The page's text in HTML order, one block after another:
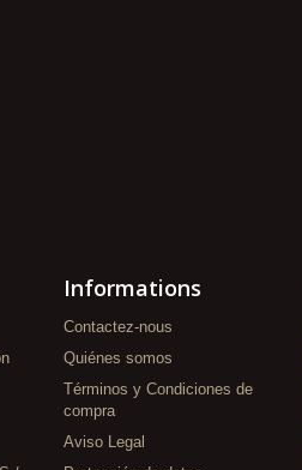
Informations
Contactez-nous
Quiénes somos
Términos y Condiciones de
compra
Aviso Legal